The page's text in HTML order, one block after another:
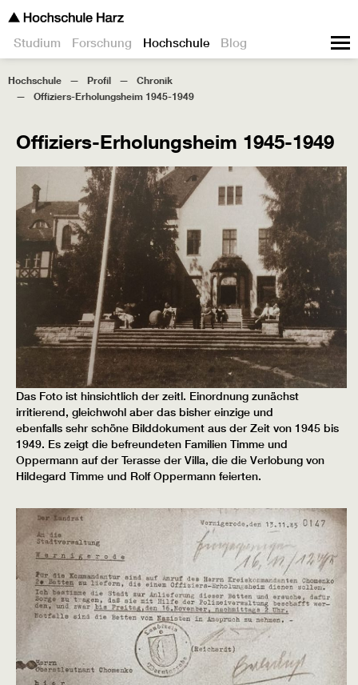
Studium Forschung Hochschule Blog
Hochschule Profil
Chronik
Offiziers-Erholungsheim 1945-1949
Offiziers-Erholungsheim 1945-1949
Das Foto ist hinsichtlich der zeitl. Einordnung zunächst
irritierend, gleichwohl aber das bisher einzige und
ebenfalls sehr schöne Bilddokument aus der Zeit von 1945 bis
1949. Es zeigt die befreundeten Familien Timme und
Oppermann auf der Terasse der Villa, die die Verlobung von
Hildegard Timme und Rolf Oppermann feierten.